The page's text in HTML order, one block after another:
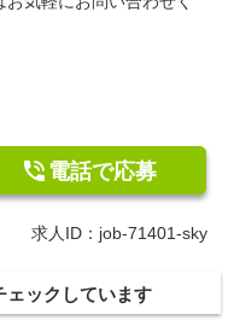
 電話で応募
求人ID：job-71401-sky
ェックしています